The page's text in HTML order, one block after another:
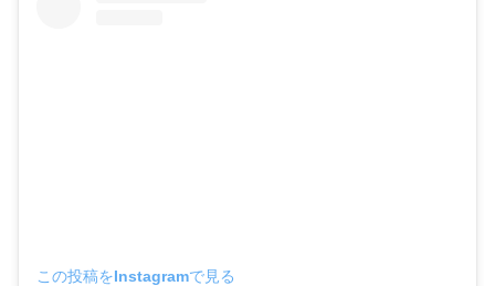
この投稿をInstagramで見る